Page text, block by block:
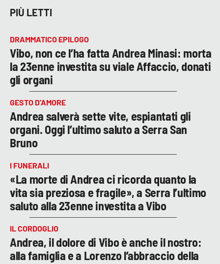
PIÙ LETTI
DRAMMATICO EPILOGO
Vibo, non ce l’ha fatta Andrea Minasi: morta
la 23enne investita su viale Affaccio, donati
gli organi
GESTO D’AMORE
Andrea salverà sette vite, espiantati gli
organi. Oggi l’ultimo saluto a Serra San
Bruno
I FUNERALI
«La morte di Andrea ci ricorda quanto la
vita sia preziosa e fragile», a Serra l’ultimo
saluto alla 23enne investita a Vibo
IL CORDOGLIO
Andrea, il dolore di Vibo è anche il nostro:
alla famiglia e a Lorenzo l’abbraccio della